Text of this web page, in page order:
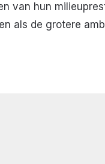
van hun
als de grotere